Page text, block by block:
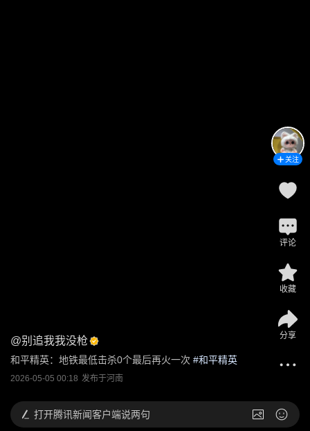
@别追我我没枪
和平精英：地铁最低击杀0个最后再火一次 #和平精英
2026-05-05 00:18 发布于河南
关注
评论
收藏
分享
打开腾讯新闻客户端说两句